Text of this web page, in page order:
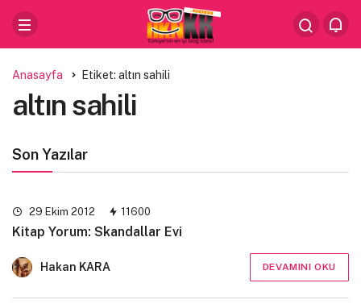
Anasayfa Etiket: altın sahili
altın sahili
Son Yazılar
29 Ekim 2012 11600
Kitap Yorum: Skandallar Evi
Hakan KARA DEVAMINI OKU